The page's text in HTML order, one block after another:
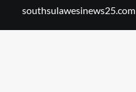
southsulawesinews25.com